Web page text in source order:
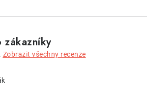
zákazníky
Zobrazit všechny recenze